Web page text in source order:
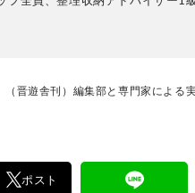
晋遊舎刊）編集部と専門家による
ポスト